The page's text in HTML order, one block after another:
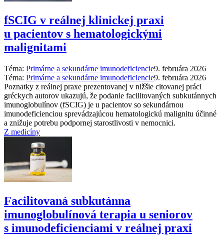
fSCIG v reálnej klinickej praxi
u pacientov s hematologickými
malignitami
Téma: Primárne a sekundárne imunodeficiencie9. februára 2026
Téma: Primárne a sekundárne imunodeficiencie9. februára 2026
Poznatky z reálnej praxe prezentovanej v nižšie citovanej práci
gréckych autorov ukazujú, že podanie facilitovaných subkutánnych
imunoglobulínov (fSCIG) je u pacientov so sekundárnou
imunodeficienciou sprevádzajúcou hematologickú malignitu účinné
a znižuje potrebu podpornej starostlivosti v nemocnici.
Z medicíny
Facilitovaná subkutánna
imunoglobulínová terapia u seniorov
s imunodeficienciami v reálnej praxi